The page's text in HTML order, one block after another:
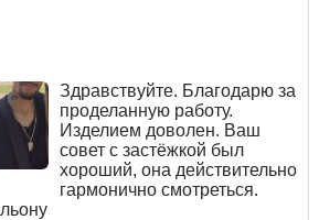
Здравствуйте. Благодарю за
проделанную работу.
Изделием доволен. Ваш
совет с застёжкой был
хороший, она действительно
гармонично смотреться.